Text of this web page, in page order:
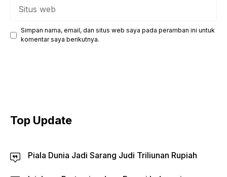
Simpan nama, email, dan situs web saya pada peramban ini untuk
komentar saya berikutnya.
Top Update
Piala Dunia Jadi Sarang Judi Triliunan Rupiah